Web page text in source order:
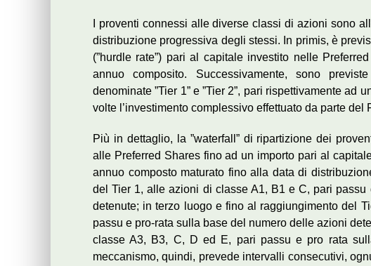
I proventi connessi alle diverse classi di azioni sono
distribuzione progressiva degli stessi. In primis, è
(”hurdle rate”) pari al capitale investito nelle
annuo composito. Successivamente, sono
denominate ”Tier 1” e ”Tier 2”, pari rispettivamente ad
volte l’investimento complessivo effettuato da parte del
Più in dettaglio, la ”waterfall” di ripartizione dei
alle Preferred Shares fino ad un importo pari al
annuo composto maturato fino alla data di
del Tier 1, alle azioni di classe A1, B1 e C, pari
detenute; in terzo luogo e fino al raggiungimento del
passu e pro-rata sulla base del numero delle azioni
classe A3, B3, C, D ed E, pari passu e pro rata
meccanismo, quindi, prevede intervalli consecutivi,